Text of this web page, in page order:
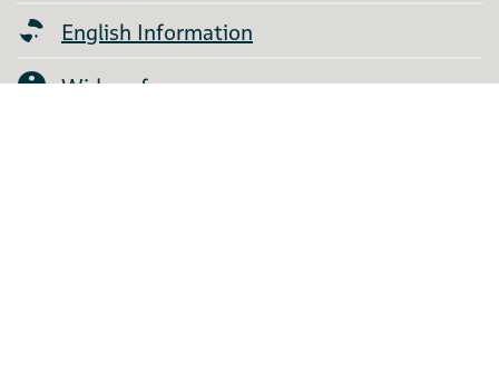
English Information
Widerruf